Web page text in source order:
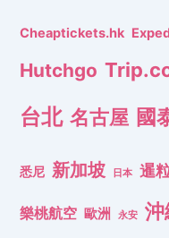
Cheaptickets.hk
Hutchgo
台北 名古屋 國
悉尼 新加坡 日本 暹
樂桃航空 歐洲 永安